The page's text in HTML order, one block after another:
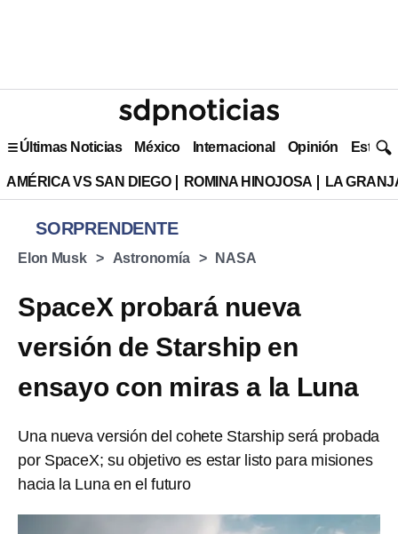
Últimas Noticias México Internacional Opinión Estilo
AMÉRICA VS SAN DIEGO ROMINA HINOJOSA LA
SORPRENDENTE
Elon Musk Astronomía NASA
SpaceX probará nueva
versión de Starship en
ensayo con miras a la Luna
Una nueva versión del cohete Starship será probada
por SpaceX; su objetivo es estar listo para misiones
hacia la Luna en el futuro